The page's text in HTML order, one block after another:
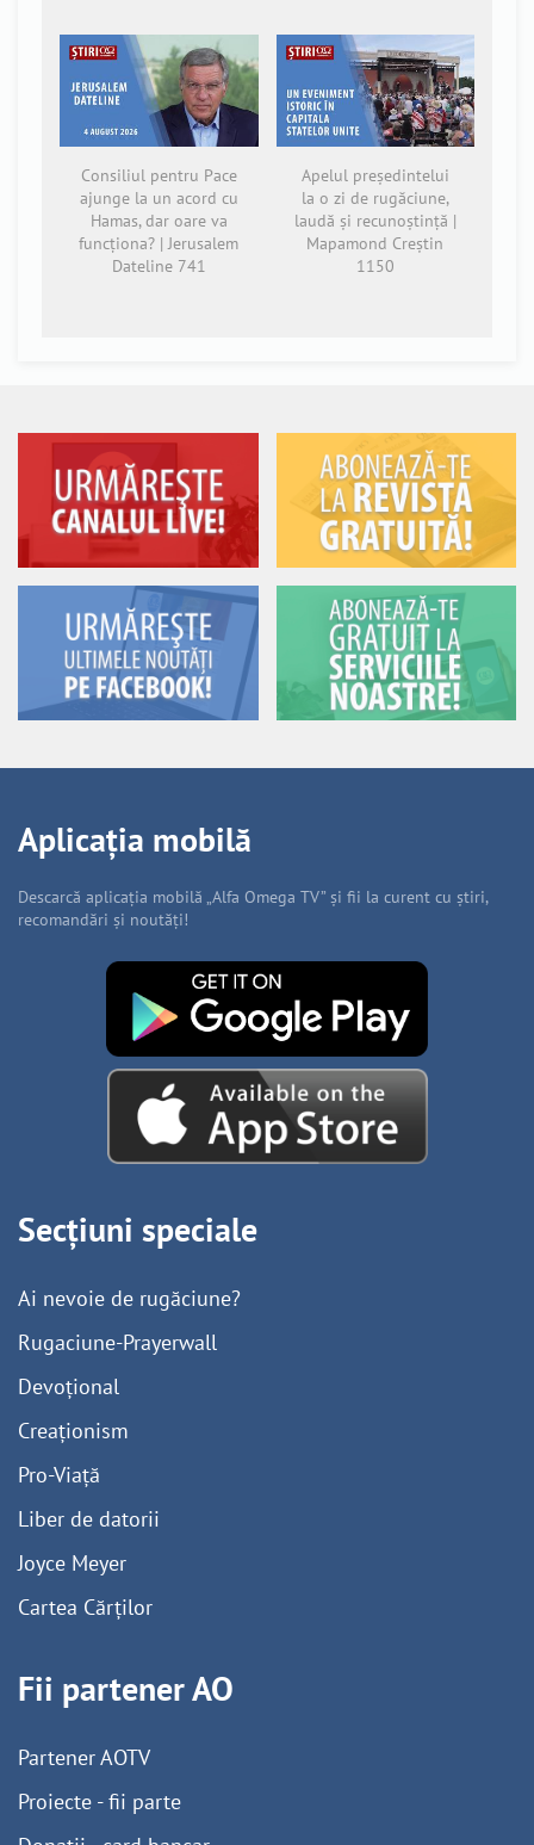
Consiliul pentru Pace
ajunge la un acord cu
Hamas, dar oare va
funcționa? | Jerusalem
Dateline 741
Apelul președintelui
la o zi de rugăciune,
laudă și recunoștință |
Mapamond Creștin
1150
Aplicația mobilă
Descarcă aplicația mobilă „Alfa Omega TV” și fii la curent cu știri,
recomandări și noutăți!
Secțiuni speciale
Ai nevoie de rugăciune?
Rugaciune-Prayerwall
Devoțional
Creaționism
Pro-Viață
Liber de datorii
Joyce Meyer
Cartea Cărților
Fii partener AO
Partener AOTV
Proiecte - fii parte